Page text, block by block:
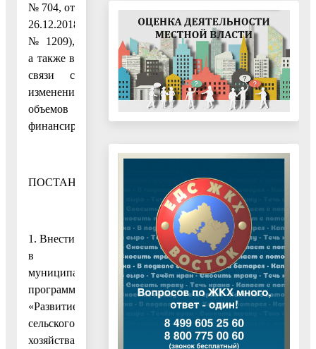
№ 704, от
26.12.2018
№ 1209),
а также в
связи с
изменением
объемов
финансирования
ПОСТАНОВЛЯЮ:
1. Внести
в
муниципальную
программу
«Развитие
сельского
хозяйства